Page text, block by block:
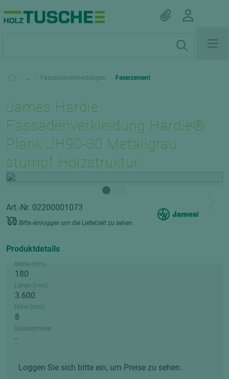
... Fassadenverkleidungen Faserzement
James Hardie
Fassadenverkleidung Hardie®
Plank JH90-30 Metallgrau
stumpf Holzstruktur
Art.-Nr. 02200001073
Bitte einloggen um die Lieferzeit zu sehen.
Produktdetails
Breite (mm)
Länge (mm)
Höhe (mm)
Quadratmeter
Loggen Sie sich bitte ein, um Preise zu sehen.